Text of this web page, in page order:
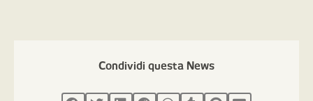
Condividi questa News